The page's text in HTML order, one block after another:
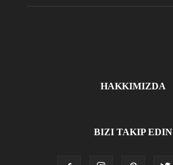
HAKKIMIZDA
BIZI TAKIP EDIN